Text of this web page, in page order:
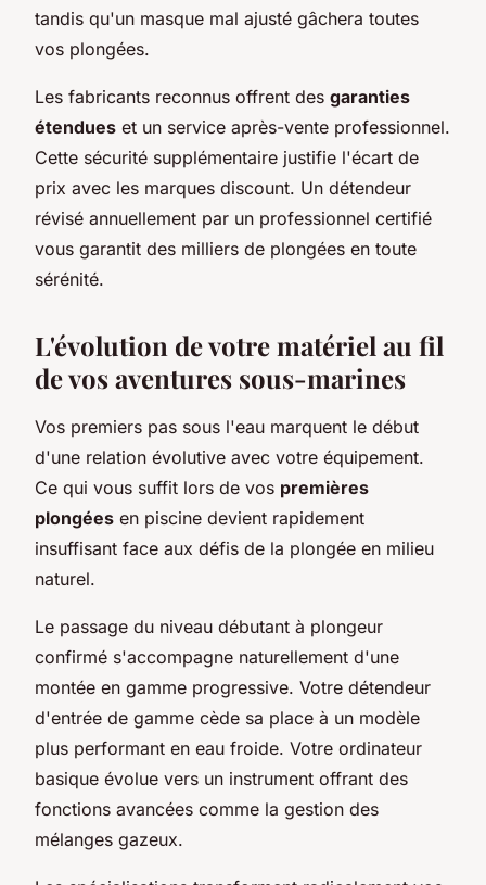
tandis qu'un masque mal ajusté gâchera toutes
vos plongées.
Les fabricants reconnus offrent des garanties
étendues et un service après-vente professionnel.
Cette sécurité supplémentaire justifie l'écart de
prix avec les marques discount. Un détendeur
révisé annuellement par un professionnel certifié
vous garantit des milliers de plongées en toute
sérénité.
L'évolution de votre matériel au fil
de vos aventures sous-marines
Vos premiers pas sous l'eau marquent le début
d'une relation évolutive avec votre équipement.
Ce qui vous suffit lors de vos premières
plongées en piscine devient rapidement
insuffisant face aux défis de la plongée en milieu
naturel.
Le passage du niveau débutant à plongeur
confirmé s'accompagne naturellement d'une
montée en gamme progressive. Votre détendeur
d'entrée de gamme cède sa place à un modèle
plus performant en eau froide. Votre ordinateur
basique évolue vers un instrument offrant des
fonctions avancées comme la gestion des
mélanges gazeux.